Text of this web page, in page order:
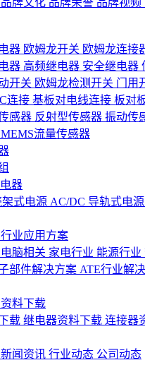
品牌文化 品牌荣誉 品牌视频
器 欧姆龙开关 欧姆龙连接
器 高频继电器 安全继电器
开关 欧姆龙检测开关 门用
连接 基板对电线连接 板对
感器 反射型传感器 振动传
MEMS流量传感器
器
式电源 AC/DC 导轨式电源
行业应用方案
电脑相关 家电行业 能源行业
部件解决方案 ATE行业解
资料下载
载 继电器资料下载 连接器
新闻资讯 行业动态 公司动态